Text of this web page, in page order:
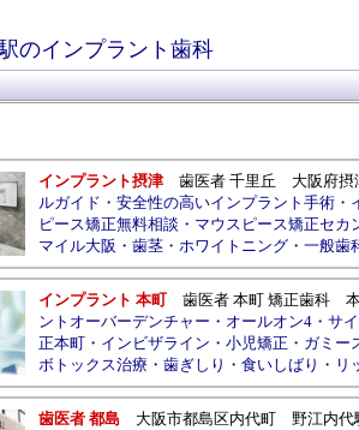
のインプラント歯科
インプラント摂津 歯医者 千里丘
大阪府摂
ルガイド ・ 安全性の高いインプラント手術 ・
ピース矯正無料相談 ・ マウスピース矯正セカ
マイル大阪 ・ 歯茎 ・ ホワイトニング ・ 一般歯
インプラント 本町 歯医者 本町 矯正歯科
ントオーバーデンチャー ・ オールオン4 ・ サ
正本町 ・ インビザライン ・ 小児矯正 ・ ガミー
ボトックス治療 ・ 歯ぎしり ・ 食いしばり ・ リ
歯医者 都島 大阪市都島区内代町
野江内代